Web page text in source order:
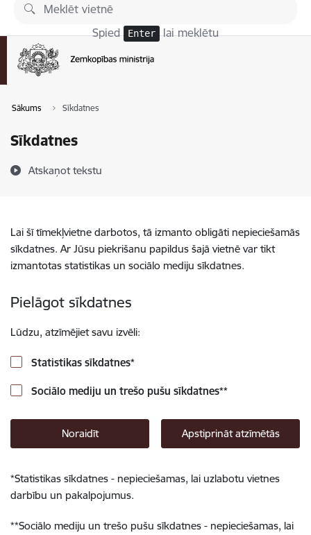
Pāriet uz lapas saturu
Spied Enter lai meklētu
Sākums Sīkdatnes
Sīkdatnes
Atskaņot tekstu
Lai šī tīmekļvietne darbotos, tā izmanto obligāti nepieciešamās
sīkdatnes. Ar Jūsu piekrišanu papildus šajā vietnē var tikt
izmantotas statistikas un sociālo mediju sīkdatnes.
Pielāgot sīkdatnes
Lūdzu, atzīmējiet savu izvēli:
Statistikas sīkdatnes*
Sociālo mediju un trešo pušu sīkdatnes**
Noraidīt Apstiprināt atzīmētās
*Statistikas sīkdatnes - nepieciešamas, lai uzlabotu vietnes
darbību un pakalpojumus.
**Sociālo mediju un trešo pušu sīkdatnes - nepieciešamas, lai